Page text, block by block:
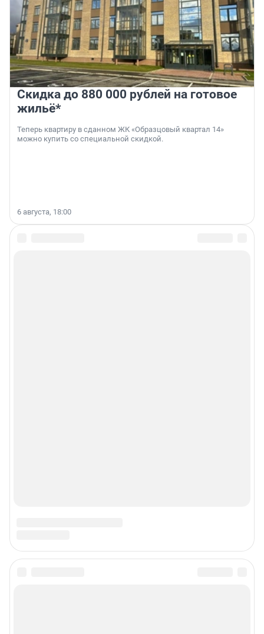
Скидка до 880 000 рублей на готовое
жильё*
Теперь квартиру в сданном ЖК «Образцовый квартал 14»
можно купить со специальной скидкой.
6 августа, 18:00